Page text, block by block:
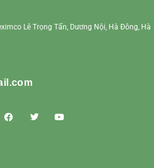
Lê Trọng Tấn, Dương Nội, Hà Đông, Hà